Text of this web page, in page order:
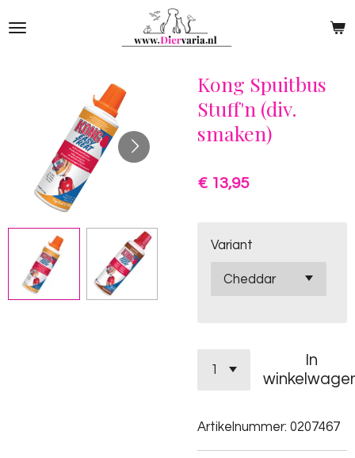
direct
Kong Spuitbus
Stuff'n (div.
smaken)
€ 13,95
Variant
In
Artikelnummer: 0207467